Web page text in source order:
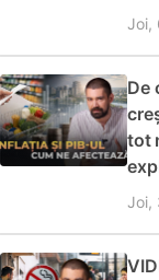
Joi,
De
tot
Joi,